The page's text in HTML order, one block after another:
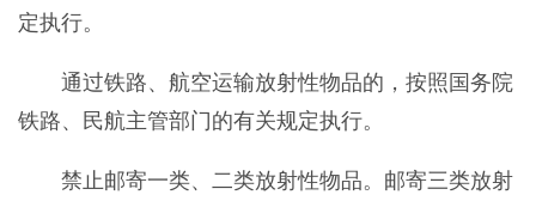
定执行。
通过铁路、航空运输放射性物品的，按照国务院
铁路、民航主管部门的有关规定执行。
禁止邮寄一类、二类放射性物品。邮寄三类放射